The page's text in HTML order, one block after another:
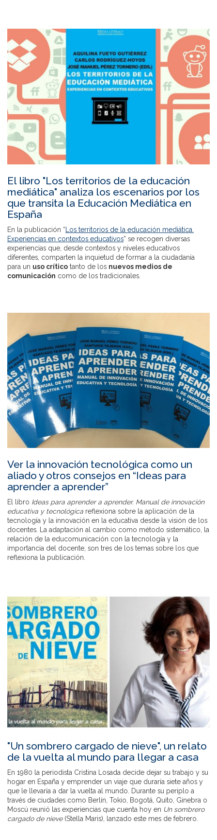
El libro "Los territorios de la educación
mediática" analiza los escenarios por los
que transita la Educación Mediática en
España
En la publicación “ Los territorios de la educación mediática.
Experiencias en contextos educativos” se recogen diversas
experiencias que, desde contextos y niveles educativos
diferentes, comparten la inquietud de formar a la ciudadanía
para un uso crítico tanto de los nuevos medios de
comunicación como de los tradicionales.
Ver la innovación tecnológica como un
aliado y otros consejos en “Ideas para
aprender a aprender”
El libro Ideas para aprender a aprender. Manual de innovación
educativa y tecnológica reflexiona sobre la aplicación de la
tecnología y la innovación en la educativa desde la visión de los
docentes. La adaptación al cambio como método sistemático, la
relación de la educomunicación con la tecnología y la
importancia del docente, son tres de los temas sobre los que
reflexiona la publicación.
"Un sombrero cargado de nieve", un relato
de la vuelta al mundo para llegar a casa
En 1980 la periodista Cristina Losada decide dejar su trabajo y su
hogar en España y emprender un viaje que duraría siete años y
que le llevaría a dar la vuelta al mundo. Durante su periplo a
través de ciudades como Berlín, Tokio, Bogotá, Quito, Ginebra o
Moscú reunió las experiencias que cuenta hoy en Un sombrero
cargado de nieve (Stella Maris), lanzado este mes de febrero.